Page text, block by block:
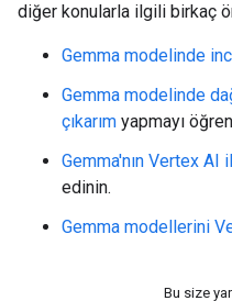
diğer konularla ilgili birkaç
Gemma modelinde
Gemma modelinde
çıkarım yapmayı
Gemma'nın Vertex AI
edinin.
Gemma modellerini
Bu size